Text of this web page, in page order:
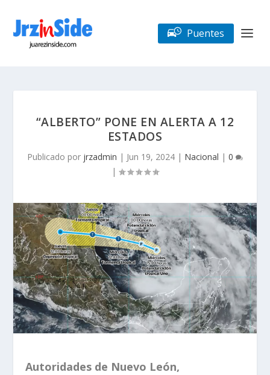
Puentes
“ALBERTO” PONE EN ALERTA A 12
ESTADOS
Publicado por jrzadmin | Jun 19, 2024 | Nacional | 0
|
Autoridades de Nuevo León,